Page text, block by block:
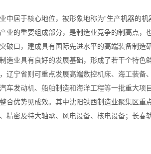
中居于核心地位，被形象地称为“生产机器的
业的重要组成部分，是制造业竞争的制高点，
破口，建成具有国际先进水平的高端装备制造
造业具有良好的发展基础，形成了若干个特
辽宁省则可重点发展高端数控机床、海工装备
车发动机、船舶制造和海洋工程等一批重大
合优势见成效。其中沈阳铁西制造业聚集区
精密及特大轴承、风电设备、核电设备；长